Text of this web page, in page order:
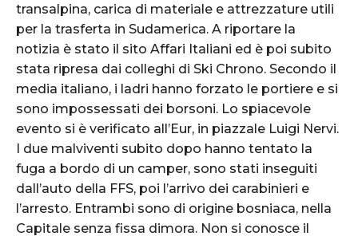
transalpina, carica di materiale e attrezzature utili
per la trasferta in Sudamerica. A riportare la
notizia è stato il sito Affari Italiani ed è poi subito
stata ripresa dai colleghi di Ski Chrono. Secondo il
media italiano, i ladri hanno forzato le portiere e si
sono impossessati dei borsoni. Lo spiacevole
evento si è verificato all’Eur, in piazzale Luigi Nervi.
I due malviventi subito dopo hanno tentato la
fuga a bordo di un camper, sono stati inseguiti
dall’auto della FFS, poi l’arrivo dei carabinieri e
l’arresto. Entrambi sono di origine bosniaca, nella
Capitale senza fissa dimora. Non si conosce il